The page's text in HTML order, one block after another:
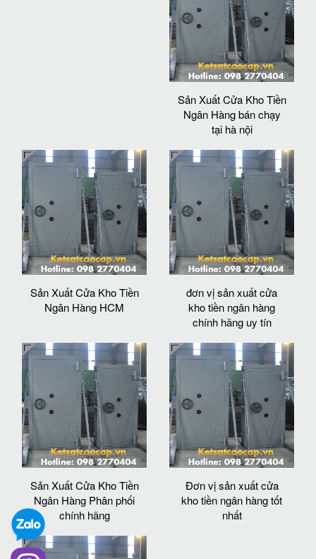
Sản Xuất Cửa Kho Tiền
Ngân Hàng bán chạy
tại hà nội
Sản Xuất Cửa Kho Tiền
Ngân Hàng HCM
đơn vị sản xuất cửa
kho tiền ngân hàng
chính hãng uy tín
Sản Xuất Cửa Kho Tiền
Ngân Hàng Phân phối
chính hãng
Đơn vị sản xuất cửa
kho tiền ngân hàng tốt
nhất